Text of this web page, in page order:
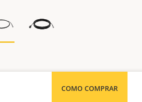
COMO COMPRAR